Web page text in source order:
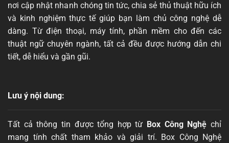
nơi cập nhật nhanh chóng tin tức, chia sẻ thủ thuật hữu ích
và kinh nghiệm thực tế giúp bạn làm chủ công nghệ dễ
dàng. Từ điện thoại, máy tính, phần mềm cho đến các
thuật ngữ chuyên ngành, tất cả đều được hướng dẫn chi
tiết, dễ hiểu và gần gũi.
Lưu ý nội dung:
Tất cả thông tin được tổng hợp từ Box Công Nghệ chỉ
mang tính chất tham khảo và giải trí. Box Công Nghệ